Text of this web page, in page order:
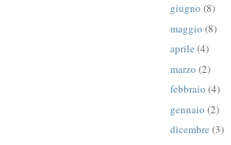
giugno (8)
maggio (8)
aprile (4)
marzo (2)
febbraio (4)
gennaio (2)
dicembre (3)